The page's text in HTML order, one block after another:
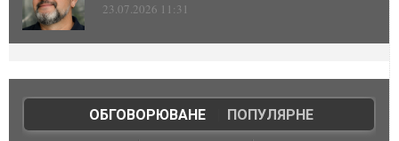
23.07.2026 11:31
ОБГОВОРЮВАНЕ| ПОПУЛЯРНЕ